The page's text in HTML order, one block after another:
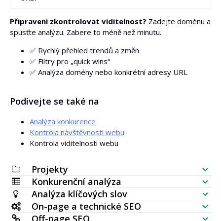
Ano. Zadejte adresu URL a v nastavení zvolte možnost
Přesná adresa URL. Report zobrazí pouze klíčová slova
Připraveni zkontrolovat viditelnost? Zadejte doménu a
spusťte analýzu. Zabere to méně než minutu.
✅ Rychlý přehled trendů a změn
✅ Filtry pro „quick wins“
✅ Analýza domény nebo konkrétní adresy URL
Podívejte se také na
Analýza konkurence
Kontrola návštěvnosti webu
Kontrola viditelnosti webu
Projekty
SEO checklist
Konkurenční analýza
Kontrola viditelnosti webu
Analýza klíčových slov
Generátor klíčových slov
On-page a technické SEO
Off-page SEO